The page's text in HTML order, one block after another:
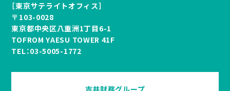
［東京サテライトオフィス］
〒103-0028
東京都中央区八重洲1丁目6-1
TOFROM YAESU TOWER 41F
TEL：03-5005-1772